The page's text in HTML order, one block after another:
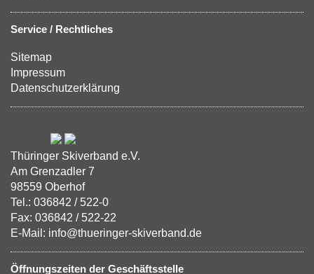
Service / Rechtliches
Sitemap
Impressum
Datenschutzerklärung
Thüringer Skiverband e.V.
Am Grenzadler 7
98559 Oberhof
Tel.: 036842 / 522-0
Fax: 036842 / 522-22
E-Mail: info@thueringer-skiverband.de
Öffnungszeiten der Geschäftsstelle